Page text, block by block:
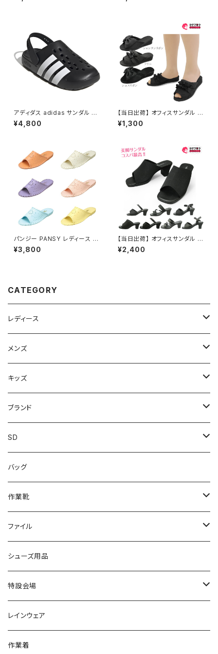
アディダス adidas サンダル A
DILETTE CLOG 2.0 アディレ
ッタクロッグ JQ8058
¥4,800
【当日出荷】 オフィスサンダル レ
ディース オフィスシューズ ビジ
ネスサンダル ビジネススリッパ
パ リボン 黒 ブラック G071022
10 フォーマル おすすめ
¥1,300
パンジー PANSY レディース ル
ームシューズ スリッパ 9502
¥3,800
【当日出荷】 オフィスサンダル レ
ディース Luciano Valentino
ルチアノバレンチノ 婦人オフィス
¥2,400
CATEGORY
レディース
スニーカー
上履き/スリッパ
レインシューズ
カジュアル
サンダル/クロッグ
ブーツ
作業靴
フォーマル/ビジネス/通学靴
学生靴
オフィスサンダル
メンズ
サンダル・スリッパ
メンズ\レインシューズ
スニーカー
上履き/スリッパ
カジュアル
スニーカー
サンダル/クロッグ
レインシューズ
作業靴
フォーマル/ビジネス/通学靴
学生靴
ビジネスシューズ
アウトドア/トレッキング
スポーツ
キッズ
スニーカー
レインシューズ
カジュアル
サンダル/クロッグ
フォーマル
アウトドア/トレッキング
上履き/スリッパ
ブランド
ブランド1
アディダス adidas
アシックス asics
アキレス Achilles
ブランド3
ヨネックス YONEX
日進ゴム
アディダス
ブランド2
スミクラ
コンバース CONVERSE
アシックス
スケッチャーズ
SD
エムディ企画
バッグ
作業靴
足袋
ナースシューズ
疲れにくいクッション性能
脱ぎ履き簡単
ファイル
20190123nsnk
20190211nattack
20200114ncv
20191223nrain
シューズ用品
特設会場
悩み解決
膝・腰痛
レインアイテム
レインウェア
作業着